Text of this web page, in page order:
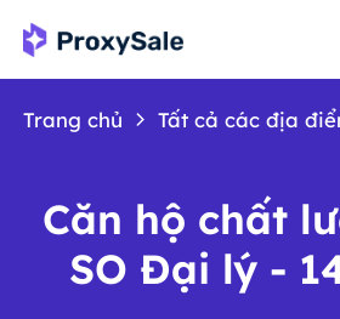
Trang chủ Tất cả các địa
Căn hộ chất
SO Đại lý -